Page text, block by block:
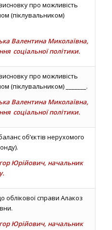
про можливість
(піклувальником)
Валентина Миколаївна,
соціальної політики.
про можливість
(піклувальником) _______.
Валентина Миколаївна,
соціальної політики.
об’єктів нерухомого
Юрійович, начальник
облікової справи Алакоз
Юрійович, начальник